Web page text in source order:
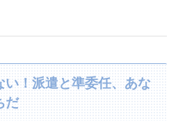
い！派遣と準委任、あな
だ